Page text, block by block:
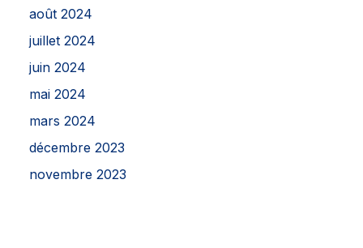
août 2024
juillet 2024
juin 2024
mai 2024
mars 2024
décembre 2023
novembre 2023